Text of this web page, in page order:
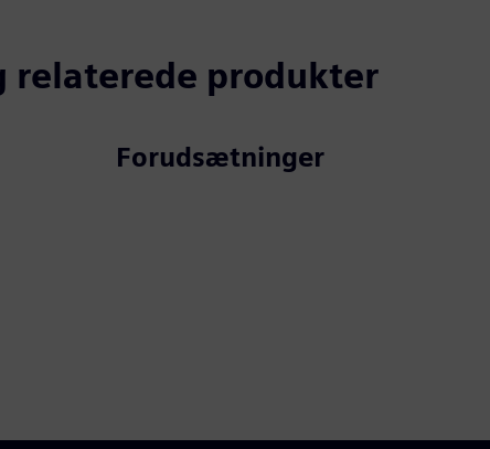
relaterede produkter
Forudsætninger